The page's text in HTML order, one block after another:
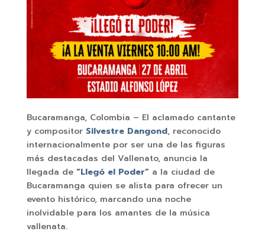
Bucaramanga, Colombia – El aclamado cantante
y compositor Silvestre Dangond, reconocido
internacionalmente por ser una de las figuras
más destacadas del Vallenato, anuncia la
llegada de “Llegó el Poder” a la ciudad de
Bucaramanga quien se alista para ofrecer un
evento histórico, marcando una noche
inolvidable para los amantes de la música
vallenata.